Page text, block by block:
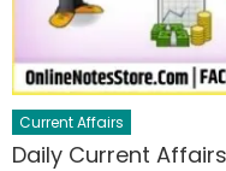
Current Affairs
Daily Current